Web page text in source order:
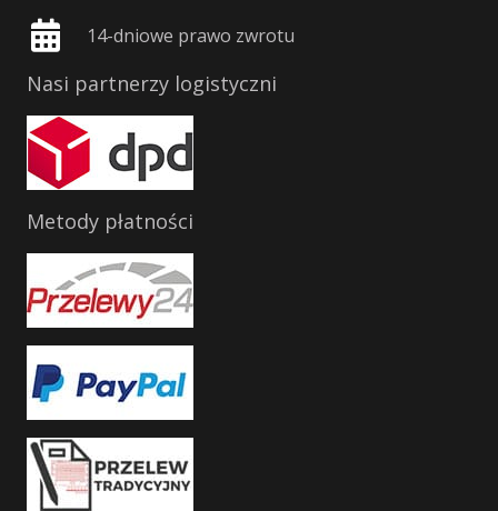
14-dniowe prawo zwrotu
Nasi partnerzy logistyczni
Metody płatności